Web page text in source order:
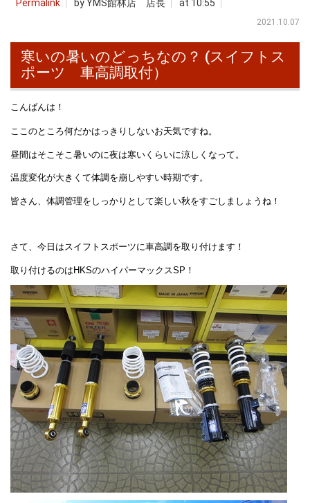
Permalink by YMS館林店 店長 at 10:55
2021.10.07
寒いの暑いのどっちなの？ (スイフトス
ポーツ 車高調取付）
こんばんは！
ここのところ何だかはっきりしないお天気ですね。
昼間はそこそこ暑いのに夜は寒いくらいに涼しくなって。
温度変化が大きくて体調を崩しやすい時期です。
皆さん、体調管理をしっかりとして楽しい秋をすごしましょうね！
さて、今日はスイフトスポーツに車高調を取り付けます！
取り付けるのはHKSのハイパーマックスSP！